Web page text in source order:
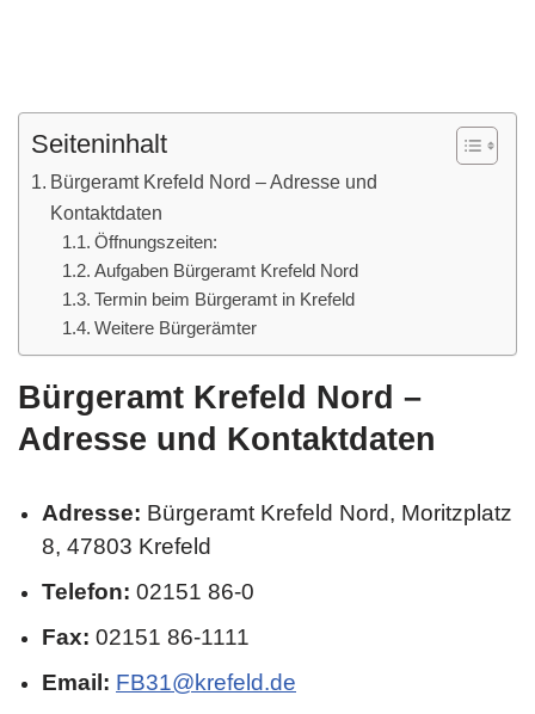
Seiteninhalt
Bürgeramt Krefeld Nord – Adresse und
Kontaktdaten
Öffnungszeiten:
Aufgaben Bürgeramt Krefeld Nord
Termin beim Bürgeramt in Krefeld
Weitere Bürgerämter
Bürgeramt Krefeld Nord –
Adresse und Kontaktdaten
Adresse: Bürgeramt Krefeld Nord, Moritzplatz
8, 47803 Krefeld
Telefon: 02151 86-0
Fax: 02151 86-1111
Email: FB31@krefeld.de